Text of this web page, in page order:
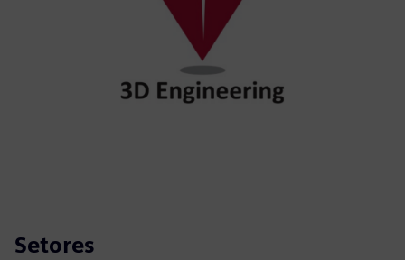
Setores